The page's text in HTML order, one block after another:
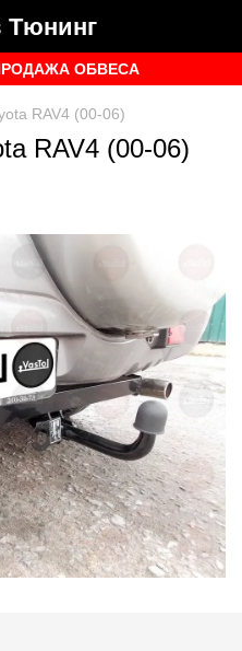
Тюнинг
ОБВЕСА
RAV4 (00-06)
RAV4 (00-06)